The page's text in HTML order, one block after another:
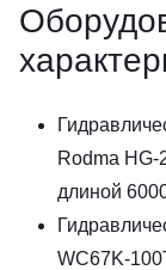
Rodma HG-
длиной
WC67K-